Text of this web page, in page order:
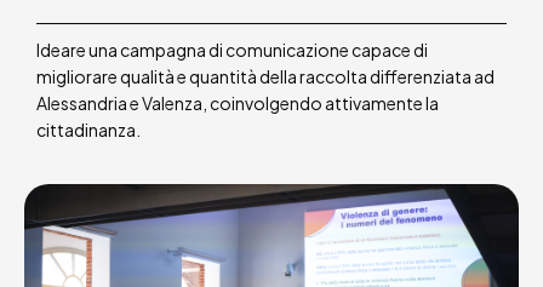
Ideare una campagna di comunicazione capace di
migliorare qualità e quantità della raccolta differenziata ad
Alessandria e Valenza, coinvolgendo attivamente la
cittadinanza.